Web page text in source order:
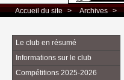
Accueil du site > Archives >
Le club en résumé
Informations sur le club
Compétitions 2025-2026